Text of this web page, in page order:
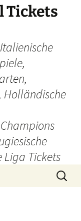
Tickets
Holländische
Liga Tickets
Search
for: